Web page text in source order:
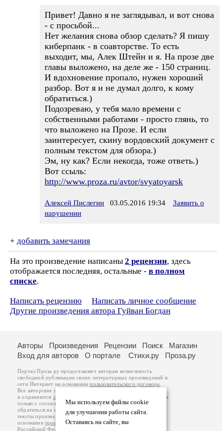
Привет! Давно я не заглядывал, и вот снова
- с просьбой...
Нет желания снова обзор сделать? Я пишу
киберпанк - в соавторстве. То есть
выходит, мы, Алек Штейн и я. На прозе две
главы выложено, на деле же - 150 страниц.
И вдохновение пропало, нужен хороший
разбор. Вот я и не думал долго, к кому
обратиться.)
Подозреваю, у тебя мало времени с
собственными работами - просто глянь, то
что выложено на Прозе. И если
заинтересует, скину вордовский документ с
полным текстом для обзора.)
Эм, ну как? Если некогда, тоже ответь.)
Вот ссыль:
http://www.proza.ru/avtor/svyatoyarsk
Алексей Пислегин 03.05.2016 19:34
Заявить о
нарушении
+ добавить замечания
На это произведение написаны 2 рецензии, здесь
отображается последняя, остальные - в полном
списке.
Написать рецензию
Написать личное сообщение
Другие произведения автора Гуйван Богдан
Мы используем файлы cookie
для улучшения работы сайта.
Оставаясь на сайте, вы
Авторы Произведения Рецензии Поиск
Магазин
Вход для авторов
О портале Стихи.ру Проза.ру
Портал Проза.ру предоставляет авторам возможность
свободной публикации своих литературных произведений в
сети Интернет на основаниипользовательского договора
Все авторские права на произведения принадлежат авторам
и охраняются законом
. Перепечатка произведений возможна
только с согласия его автора, к которому вы можете
обратиться на его авторской странице. Ответственность за
тексты произведений авторы несут самостоятельно на
основанииправил публикацииизаконодательства
Российской Федерации